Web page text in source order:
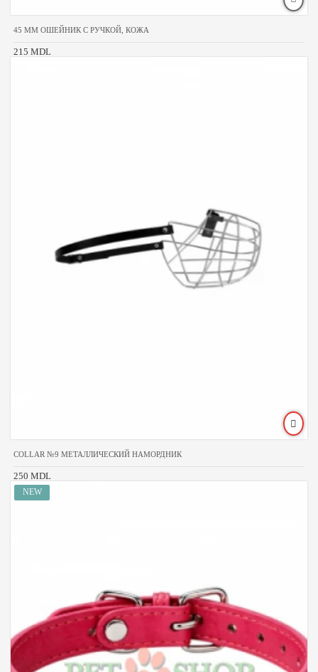
45 MM ОШЕЙНИК С РУЧКОЙ, КОЖА
215 MDL
COLLAR №9 МЕТАЛЛИЧЕСКИЙ НАМОРДНИК
250 MDL